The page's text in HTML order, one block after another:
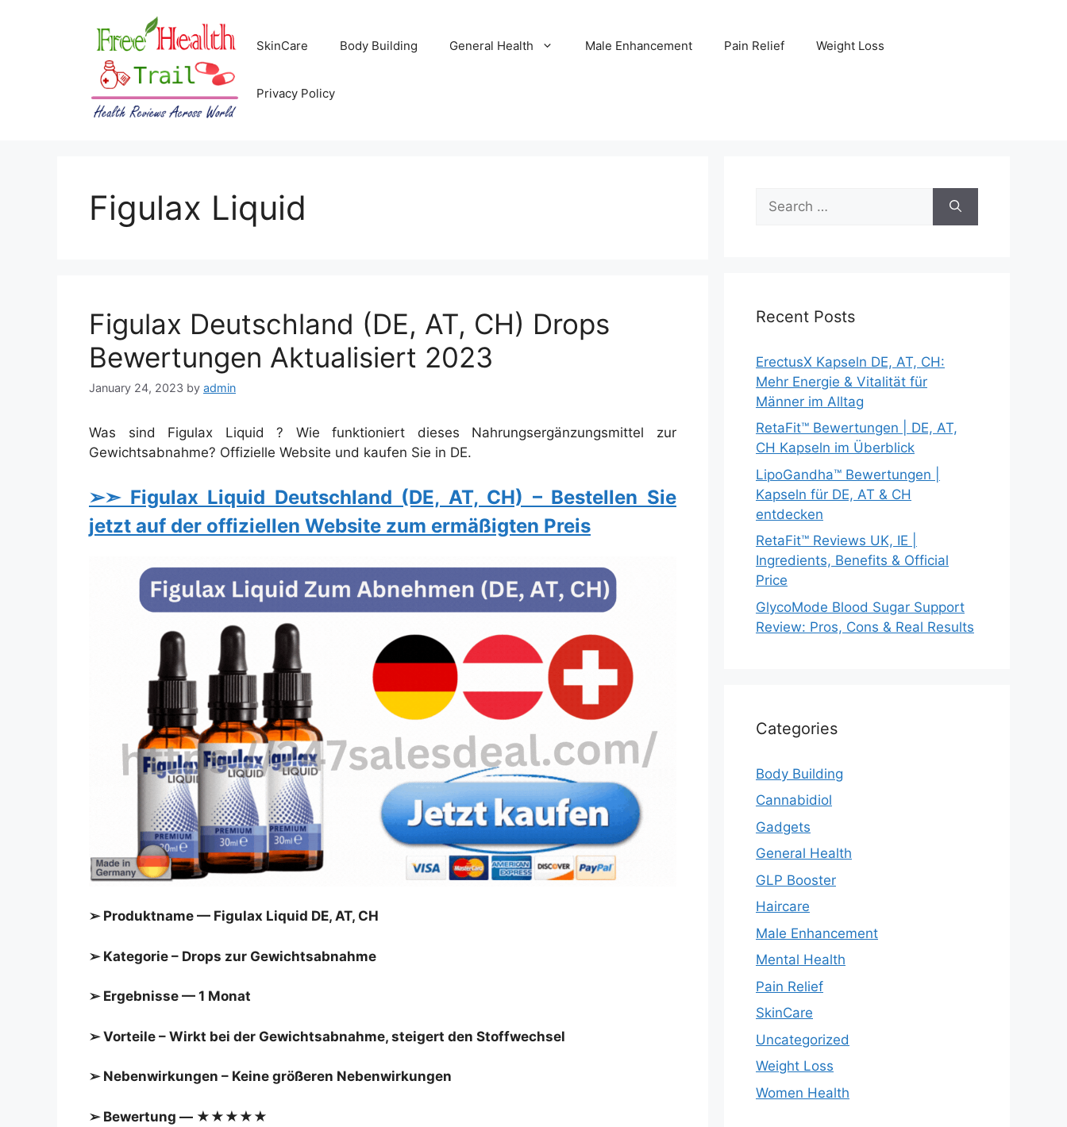
SkinCare Body Building General Health Male Enhancement Pain Relief Weight Loss
Privacy Policy
Figulax Liquid
Figulax Deutschland (DE, AT, CH) Drops
Bewertungen Aktualisiert 2023
January 24, 2023 by admin
Was sind Figulax Liquid ? Wie funktioniert dieses Nahrungsergänzungsmittel zur
Gewichtsabnahme? Offizielle Website und kaufen Sie in DE.
➢➣ Figulax Liquid Deutschland (DE, AT, CH) – Bestellen Sie
jetzt auf der offiziellen Website zum ermäßigten Preis
➢ Produktname — Figulax Liquid DE, AT, CH
➢ Kategorie – Drops zur Gewichtsabnahme
➢ Ergebnisse — 1 Monat
➢ Vorteile – Wirkt bei der Gewichtsabnahme, steigert den Stoffwechsel
➢ Nebenwirkungen – Keine größeren Nebenwirkungen
➢ Bewertung — ★★★★★
for:
Recent Posts
ErectusX Kapseln DE, AT, CH:
Mehr Energie & Vitalität für
Männer im Alltag
RetaFit™ Bewertungen | DE, AT,
CH Kapseln im Überblick
LipoGandha™ Bewertungen |
Kapseln für DE, AT & CH
entdecken
RetaFit™ Reviews UK, IE |
Ingredients, Benefits & Official
Price
GlycoMode Blood Sugar Support
Review: Pros, Cons & Real Results
Categories
Body Building
Cannabidiol
Gadgets
General Health
GLP Booster
Haircare
Male Enhancement
Mental Health
Pain Relief
SkinCare
Uncategorized
Weight Loss
Women Health